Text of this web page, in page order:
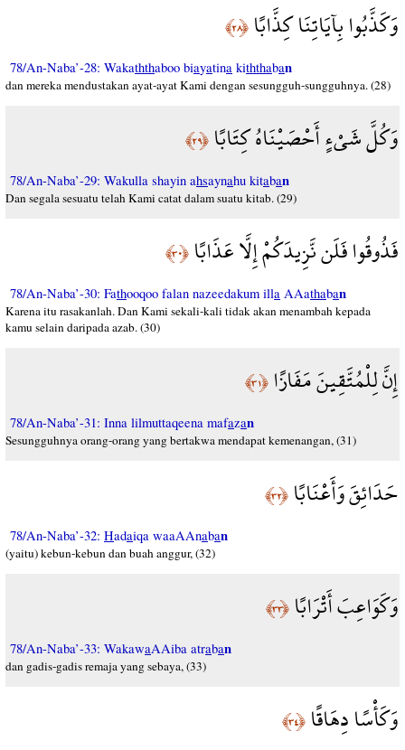
وَكَذَّبُوا بِآيَاتِنَا كِذَّابًا﴿٢٨﴾
78/An-Naba’-28: Wakaththaboo biayatina kiththaban
dan mereka mendustakan ayat-ayat Kami dengan sesungguh-sungguhnya. (28)
وَكُلَّ شَيْءٍ أَحْصَيْنَاهُ كِتَابًا﴿٢٩﴾
78/An-Naba’-29: Wakulla shayin ahsaynahu kitaban
Dan segala sesuatu telah Kami catat dalam suatu kitab. (29)
فَذُوقُوا فَلَن نَّزِيدَكُمْ إِلَّا عَذَابًا﴿٣٠﴾
78/An-Naba’-30: Fathooqoo falan nazeedakum illa AAathaban
Karena itu rasakanlah. Dan Kami sekali-kali tidak akan menambah kepada
kamu selain daripada azab. (30)
إِنَّ لِلْمُتَّقِينَ مَفَازًا﴿٣١﴾
78/An-Naba’-31: Inna lilmuttaqeena mafazan
Sesungguhnya orang-orang yang bertakwa mendapat kemenangan, (31)
حَدَائِقَ وَأَعْنَابًا﴿٣٢﴾
78/An-Naba’-32: Hadaiqa waaAAnaban
(yaitu) kebun-kebun dan buah anggur, (32)
وَكَوَاعِبَ أَتْرَابًا﴿٣٣﴾
78/An-Naba’-33: WakawaAAiba atraban
dan gadis-gadis remaja yang sebaya, (33)
وَكَأْسًا دِهَاقًا﴿٣٤﴾